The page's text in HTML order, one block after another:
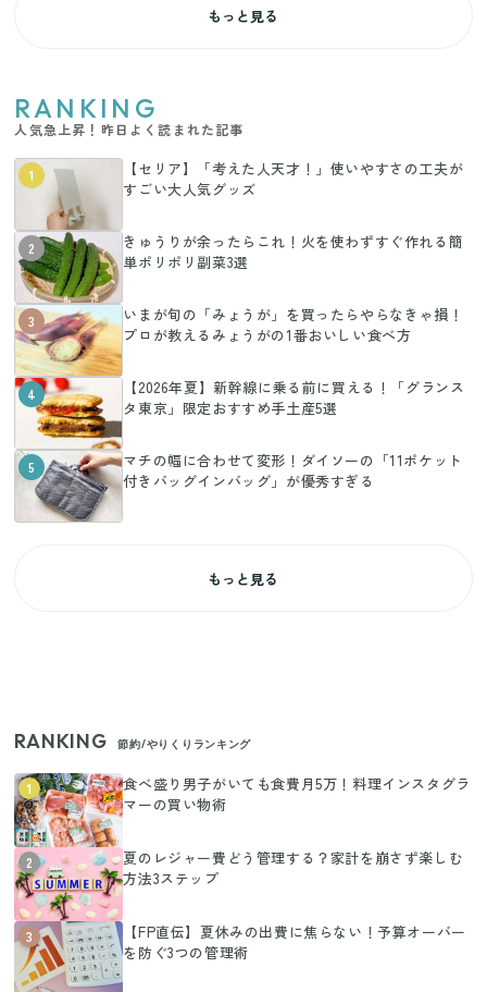
もっと見る
RANKING
人気急上昇！昨日よく読まれた記事
1
【セリア】「考えた人天才！」使いやすさの工夫が
すごい大人気グッズ
2
きゅうりが余ったらこれ！火を使わずすぐ作れる簡
単ポリポリ副菜3選
3
いまが旬の「みょうが」を買ったらやらなきゃ損！
プロが教えるみょうがの1番おいしい食べ方
4
【2026年夏】新幹線に乗る前に買える！「グランス
タ東京」限定おすすめ手土産5選
5
マチの幅に合わせて変形！ダイソーの「11ポケット
付きバッグインバッグ」が優秀すぎる
もっと見る
RANKING 節約/やりくりランキング
1
食べ盛り男子がいても食費月5万！料理インスタグラ
マーの買い物術
2
夏のレジャー費どう管理する？家計を崩さず楽しむ
方法3ステップ
3
【FP直伝】夏休みの出費に焦らない！予算オーバー
を防ぐ3つの管理術